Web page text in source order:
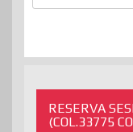
RESERVA
(COL.33775